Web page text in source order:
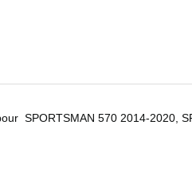
SPORTSMAN 570 2014-2020,